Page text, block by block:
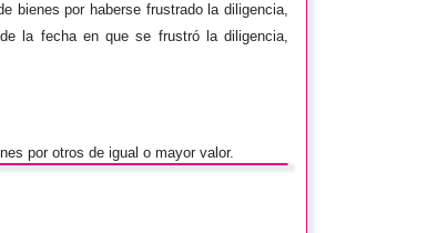
bienes por haberse frustrado la diligencia,
la fecha en que se frustró la diligencia,
por otros de igual o mayor valor.